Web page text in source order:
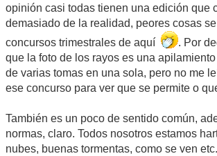
opinión casi todas tienen una edición que
demasiado de la realidad, peores cosas
concursos trimestrales de aquí
. Por
que la foto de los rayos es una
de varias tomas en una sola, pero no me
ese concurso para ver que se permite o
También es un poco de sentido común,
normas, claro. Todos nosotros estamos
nubes, buenas tormentas, como se ven